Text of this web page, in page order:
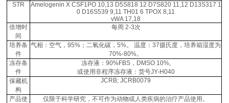
STR
Amelogenin X CSF1PO 10,13 D5S818 12 D7S820 11,12 D13S317 1
0 D16S539 9,11 TH01 6 TPOX 8,11
vWA 17,18
倍增时
间
每周 2-3次
培养条
件
气相：空气，95%；二氧化碳，5%。 温度：37摄氏度，培养箱湿度为
70%-80%。
冻存条
件
冻存液：90%FBS，DMSO 10%,
或使用非程序冻存液：货号JY-H040
保藏机
构
JCRB; JCRB0079
产品使
仅限于科学研究，不可作为动物或人类疾病的治疗产品使用。